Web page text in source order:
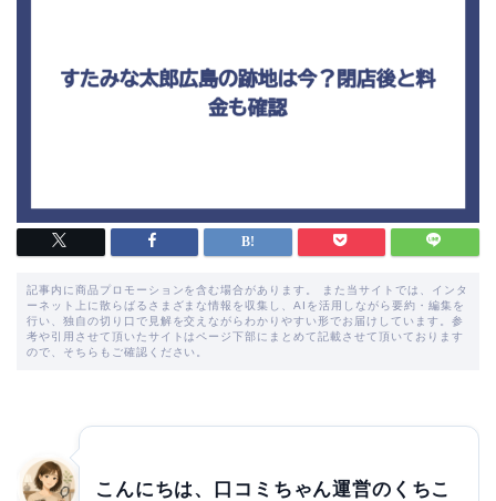
記事内に商品プロモーションを含む場合があります。 また当サイトでは、インタ
ーネット上に散らばるさまざまな情報を収集し、AIを活用しながら要約・編集を
行い、独自の切り口で見解を交えながらわかりやすい形でお届けしています。参
考や引用させて頂いたサイトはページ下部にまとめて記載させて頂いております
ので、そちらもご確認ください。
こんにちは、口コミちゃん運営のくちこ